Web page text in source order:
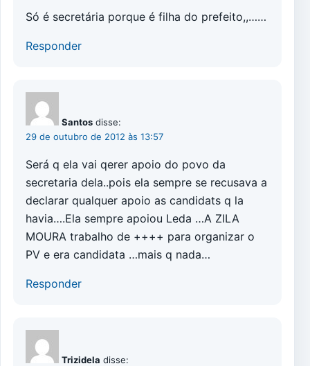
Só é secretária porque é filha do prefeito,,……
Responder
Santos disse:
29 de outubro de 2012 às 13:57
Será q ela vai qerer apoio do povo da
secretaria dela..pois ela sempre se recusava a
declarar qualquer apoio as candidats q la
havia….Ela sempre apoiou Leda …A ZILA
MOURA trabalho de ++++ para organizar o
PV e era candidata …mais q nada…
Responder
Trizidela disse: